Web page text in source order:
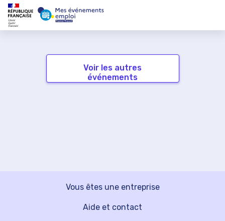
Voir les autres
événements
Vous êtes une entreprise
Aide et contact